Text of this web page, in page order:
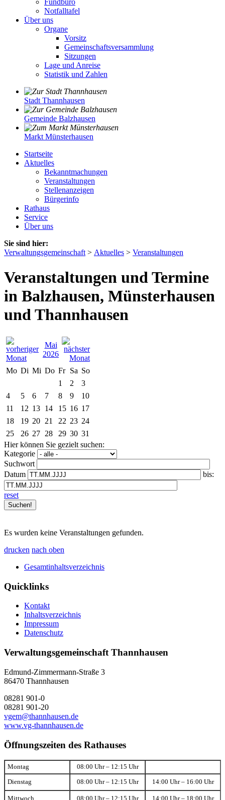
Fundbüro
Notfalltafel
Über uns
Organe
Vorsitz
Gemeinschaftsversammlung
Sitzungen
Lage und Anreise
Statistik und Zahlen
Stadt Thannhausen
Gemeinde Balzhausen
Markt Münsterhausen
Startseite
Aktuelles
Bekanntmachungen
Veranstaltungen
Stellenanzeigen
Bürgerinfo
Rathaus
Service
Über uns
Sie sind hier:
Verwaltungsgemeinschaft > Aktuelles > Veranstaltungen
Veranstaltungen und Termine
in Balzhausen, Münsterhausen
und Thannhausen
Mai
2026
Mo Di Mi Do Fr Sa So
1
2
3
4
5 6 7 8 9
10
11
12 13 14 15 16 17
18
19 20 21 22 23 24
25
26 27 28 29 30 31
Hier können Sie gezielt suchen:
Kategorie
Suchwort
Datum
bis:
reset
Es wurden keine Veranstaltungen gefunden.
drucken nach oben
Gesamtinhaltsverzeichnis
Quicklinks
Kontakt
Inhaltsverzeichnis
Impressum
Datenschutz
Verwaltungsgemeinschaft Thannhausen
Edmund-Zimmermann-Straße 3
86470 Thannhausen
08281 901-0
08281 901-20
vgem@thannhausen.de
www.vg-thannhausen.de
Öffnungszeiten des Rathauses
Montag 08:00 Uhr – 12:15 Uhr
Dienstag 08:00 Uhr – 12:15 Uhr 14:00 Uhr – 16:00 Uhr